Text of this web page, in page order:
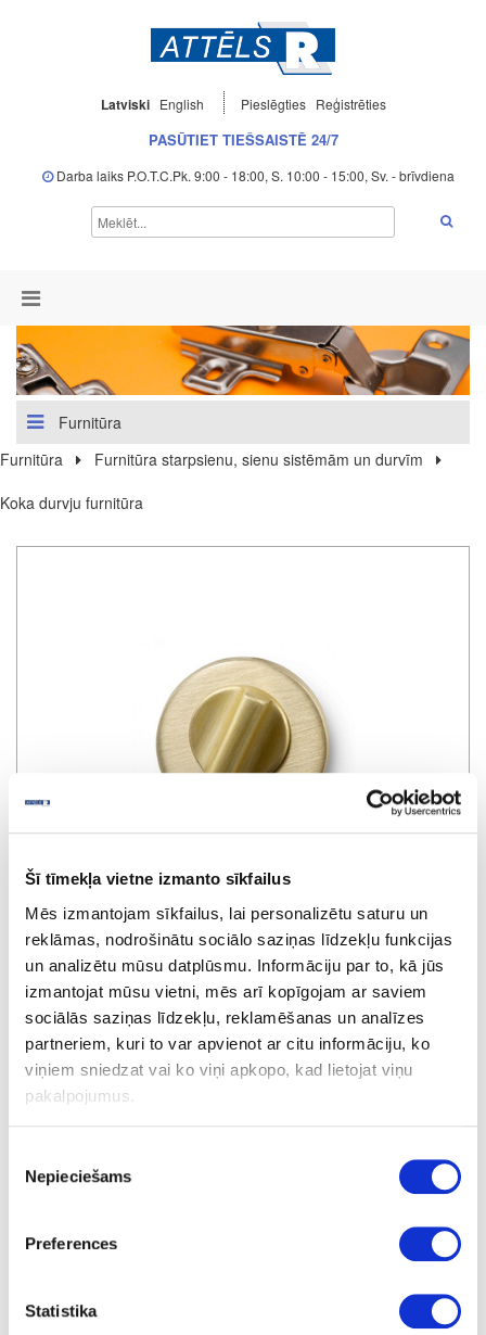
Šī tīmekļa vietne izmanto sīkfailus
Mēs izmantojam sīkfailus, lai personalizētu saturu un
reklāmas, nodrošinātu sociālo saziņas līdzekļu funkcijas
un analizētu mūsu datplūsmu. Informāciju par to, kā jūs
izmantojat mūsu vietni, mēs arī kopīgojam ar saviem
sociālās saziņas līdzekļu, reklamēšanas un analīzes
partneriem, kuri to var apvienot ar citu informāciju, ko
viņiem sniedzat vai ko viņi apkopo, kad lietojat viņu
pakalpojumus.
izvēle
Nepieciešams
Preferences
Statistika
Latviski English Pieslēgties Reģistrēties
PASŪTIET TIEŠSAISTĒ 24/7
Darba laiks P.O.T.C.Pk. 9:00 - 18:00, S. 10:00 - 15:00, Sv. - brīvdiena
Furnitūra
Furnitūra
Furnitūra starpsienu, sienu sistēmām un durvīm
Koka durvju furnitūra
WC aizgrieznis TAVIRA / HELIX 200,
8x8mm
Uzdot jautājumu
51-BD751112-41E